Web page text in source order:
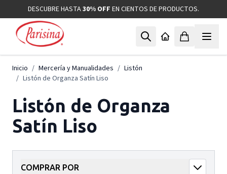
Ir al contenidoDESCUBRE HASTA30% OFF EN CIENTOS DE PRODUCTOS.
Inicio / Mercería y Manualidades / Listón
/ Listón de Organza Satín Liso
Listón de Organza
Satín Liso
COMPRAR POR